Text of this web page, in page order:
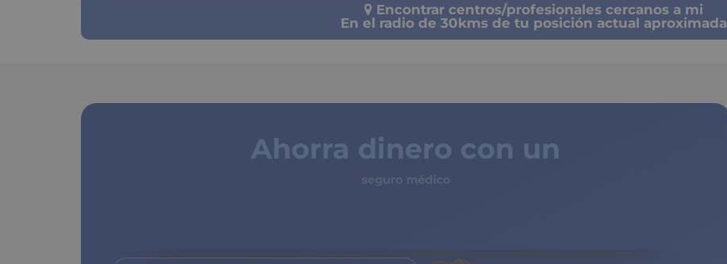
Encontrar centros/profesionales cercanos a mi
En el radio de 30kms de tu posición actual aproximada
Ahorra dinero con un
seguro médico